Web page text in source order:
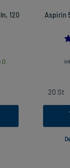
120
Aspirin